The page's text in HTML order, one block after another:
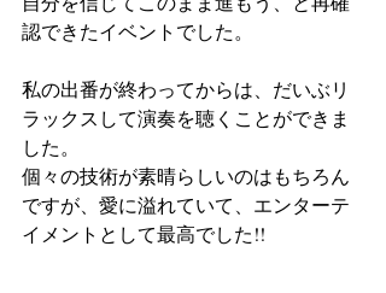
認できたイベントでした。
私の出番が終わってからは、だいぶリ
ラックスして演奏を聴くことができま
した。
個々の技術が素晴らしいのはもちろん
ですが、愛に溢れていて、エンターテ
イメントとして最高でした!!